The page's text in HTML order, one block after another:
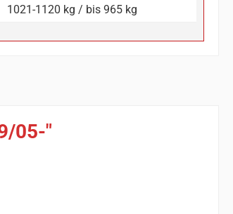
1021-1120 kg / bis 965 kg
05-"